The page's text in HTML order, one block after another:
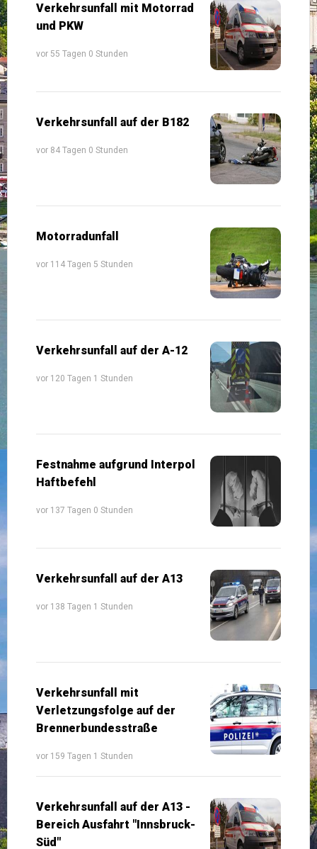
Verkehrsunfall mit Motorrad
und PKW
vor 55 Tagen 0 Stunden
Verkehrsunfall auf der B182
vor 84 Tagen 0 Stunden
Motorradunfall
vor 114 Tagen 5 Stunden
Verkehrsunfall auf der A-12
vor 120 Tagen 1 Stunden
Festnahme aufgrund Interpol
Haftbefehl
vor 137 Tagen 0 Stunden
Verkehrsunfall auf der A13
vor 138 Tagen 1 Stunden
Verkehrsunfall mit
Verletzungsfolge auf der
Brennerbundesstraße
vor 159 Tagen 1 Stunden
Verkehrsunfall auf der A13 -
Bereich Ausfahrt "Innsbruck-
Süd"